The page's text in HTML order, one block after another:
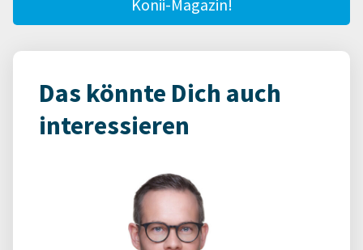
Konii-Magazin!
Das könnte Dich auch
interessieren